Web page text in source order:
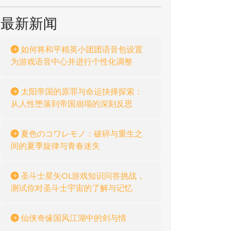
最新新闻
如何将和平精英小团团语音包设置
为游戏语音中心并进行个性化调整
太阳帝国的原罪与命运抉择探索：
从人性堕落到帝国崩塌的深刻反思
夏色のコワレモノ：破碎与重生之
间的夏季旋律与青春迷失
圣斗士星矢OL游戏知识问答挑战，
测试你对圣斗士宇宙的了解与记忆
仙侠奇缘国风江湖中的剑与情